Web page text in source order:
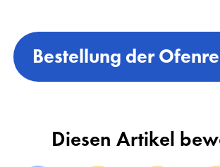
Bestellung der
Diesen Artikel